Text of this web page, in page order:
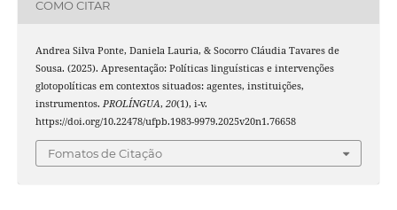
COMO CITAR
Andrea Silva Ponte, Daniela Lauria, & Socorro Cláudia Tavares de
Sousa. (2025). Apresentação: Políticas linguísticas e intervenções
glotopolíticas em contextos situados: agentes, instituições,
instrumentos. PROLÍNGUA, 20(1), i-v.
https://doi.org/10.22478/ufpb.1983-9979.2025v20n1.76658
Fomatos de Citação